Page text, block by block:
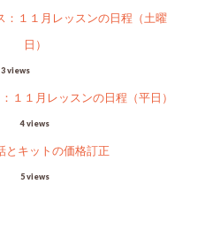
：１１月レッスンの日程（土曜
日）
3 views
１１月レッスンの日程（平日）
4 views
とキットの価格訂正
5 views